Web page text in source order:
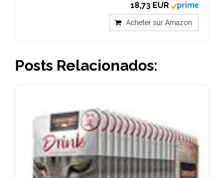
18,73 EUR
Acheter sur Amazon
Posts Relacionados: